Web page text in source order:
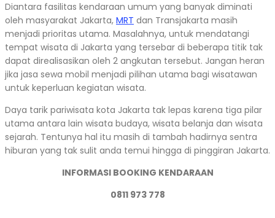
Diantara fasilitas kendaraan umum yang banyak diminati
oleh masyarakat Jakarta, MRT dan Transjakarta masih
menjadi prioritas utama. Masalahnya, untuk mendatangi
tempat wisata di Jakarta yang tersebar di beberapa titik tak
dapat direalisasikan oleh 2 angkutan tersebut. Jangan heran
jika jasa sewa mobil menjadi pilihan utama bagi wisatawan
untuk keperluan kegiatan wisata.
Daya tarik pariwisata kota Jakarta tak lepas karena tiga pilar
utama antara lain wisata budaya, wisata belanja dan wisata
sejarah. Tentunya hal itu masih di tambah hadirnya sentra
hiburan yang tak sulit anda temui hingga di pinggiran Jakarta.
INFORMASI BOOKING KENDARAAN
0811 973 778